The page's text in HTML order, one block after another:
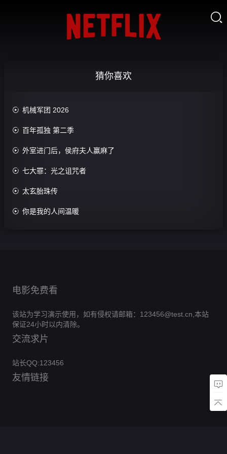

猜你喜欢
 机械军团 2026
 百年孤独 第二季
 外室进门后，侯府夫人赢麻了
 七大罪：光之诅咒者
 太玄胎珠传
 你是我的人间温暖
电影免费看
该站为学习演示使用，如有侵权请邮箱：123456@test.cn,本站
保证24小时以内清除。
交流求片
站长QQ:123456
友情链接